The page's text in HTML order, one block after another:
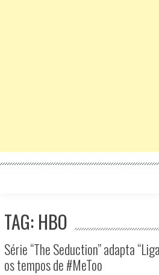
TAG: HBO
Série “The Seduction” adapta
os tempos de #MeToo